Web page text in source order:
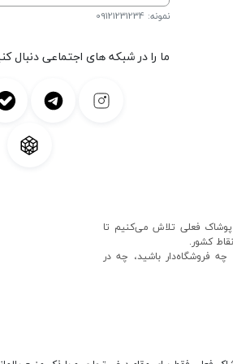
نمونه: 09121231234
ما را در شبکه های اجتماعی دنبال
فعلی تلاش می‌کنیم تا
کشور.
فروشگاه‌دار باشید، چه در